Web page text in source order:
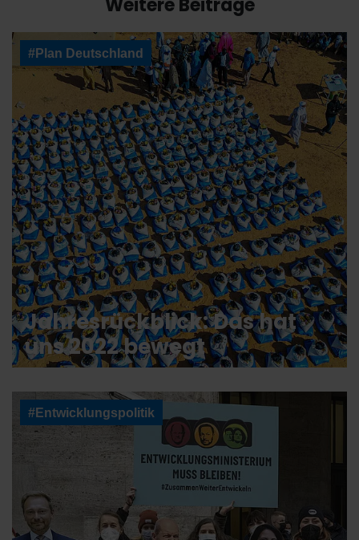
Weitere Beiträge
#Plan Deutschland
Jahresrückblick: Das hat
uns 2022 bewegt
#Entwicklungspolitik